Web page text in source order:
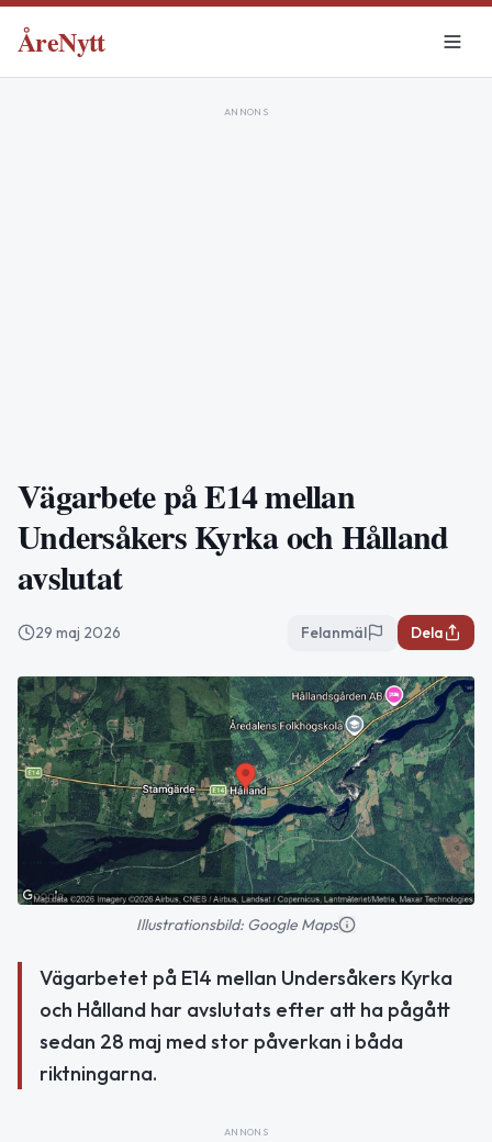
ÅreNytt
ANNONS
Vägarbete på E14 mellan
Undersåkers Kyrka och Hålland
avslutat
29 maj 2026 Felanmäl Dela
Illustrationsbild: Google Maps
Vägarbetet på E14 mellan Undersåkers Kyrka
och Hålland har avslutats efter att ha pågått
sedan 28 maj med stor påverkan i båda
riktningarna.
ANNONS